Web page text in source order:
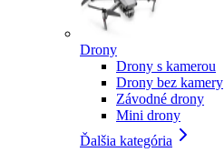
Drony
Drony s kamerou
Drony bez kamery
Závodné drony
Mini drony
Ďalšia kategória